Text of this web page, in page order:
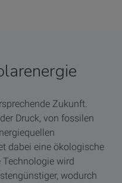
Zukunft.
Druck, von fossilen
dabei eine ökologische
wird
wodurch